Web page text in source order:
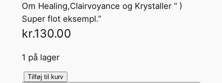
Om Healing,Clairvoyance og Krystaller ” )
Super flot eksempl.”
kr.130.00
1 på lager
Tilføj til kurv